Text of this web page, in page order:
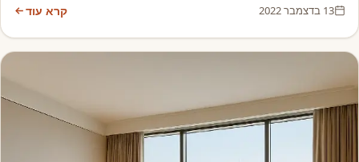
13 בדצמבר 2022 קרא עוד